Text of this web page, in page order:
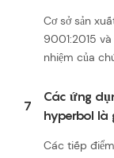
Cơ sở sản
9001:2015
nhiệm của
7
Các ứng
hyperbol là
Các tiếp